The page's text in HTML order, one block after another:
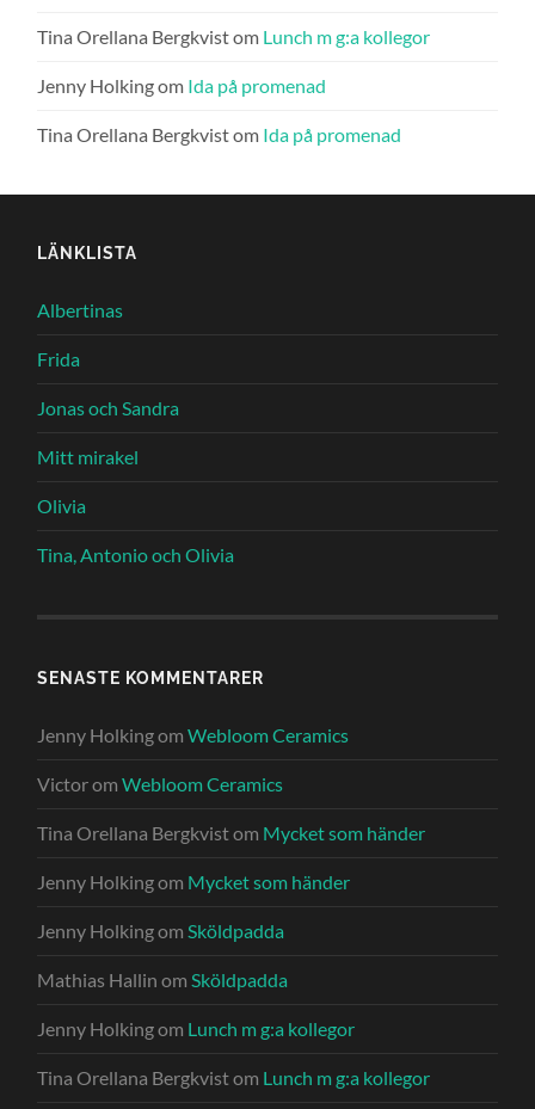
Tina Orellana Bergkvistom Lunch m g:a kollegor
Jenny Holkingom Ida på promenad
Tina Orellana Bergkvistom Ida på promenad
LÄNKLISTA
Albertinas
Frida
Jonas och Sandra
Mitt mirakel
Olivia
Tina, Antonio och Olivia
SENASTE KOMMENTARER
Jenny HolkingomWebloom Ceramics
VictoromWebloom Ceramics
Tina Orellana Bergkvistom Mycket som händer
Jenny Holkingom Mycket som händer
Jenny Holkingom Sköldpadda
Mathias Hallin om Sköldpadda
Jenny Holkingom Lunch m g:a kollegor
Tina Orellana Bergkvistom Lunch m g:a kollegor